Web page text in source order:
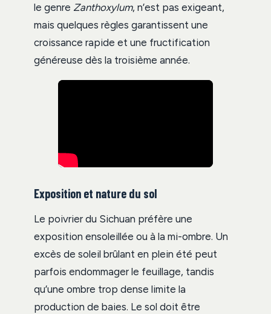
le genre Zanthoxylum, n’est pas exigeant,
mais quelques règles garantissent une
croissance rapide et une fructification
généreuse dès la troisième année.
Exposition et nature du sol
Le poivrier du Sichuan préfère une
exposition ensoleillée ou à la mi-ombre. Un
excès de soleil brûlant en plein été peut
parfois endommager le feuillage, tandis
qu’une ombre trop dense limite la
production de baies. Le sol doit être